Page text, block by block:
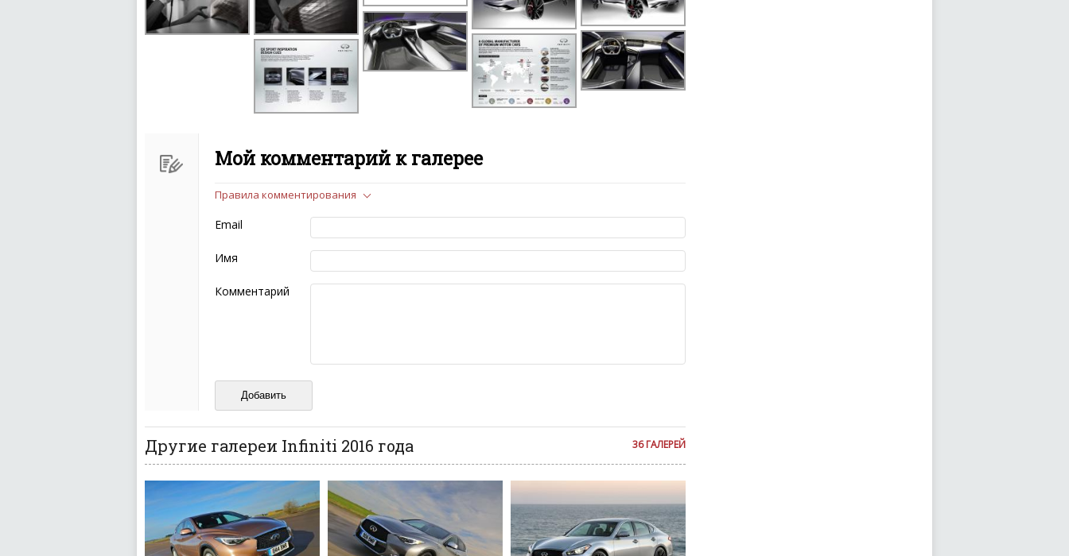
Мой комментарий к галерее
Чтобы ваш комментарий был опубликован на сайте, вам нужно придерживаться
следующих правил:
Комментарий не может быть слишком короткой — избегайте односложных и чисто
эмоциональных высказываний.
Не стоит отклоняться от предмета обсуждения.
Пожалуйста, не используйте в комментарие оскорбления и нецензурную лексику, а
также призывы к насилию и высказывания, направленные на разжигание расовой,
Не размещайте рекламу!
И запаситесь терпением, все комментарии публикуются только после модерации, поэтому
ваш отзыв может появиться на сайте с некоторым опозданием.
Правила комментирования
Email
Имя
Комментарий
36 ГАЛЕРЕЙ
Другие галереи Infiniti 2016 года